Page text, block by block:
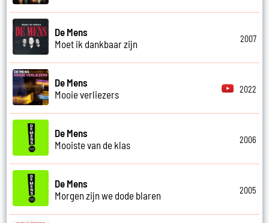
De Mens
Moet ik dankbaar zijn
2007
De Mens
Mooie verliezers
2022
De Mens
Mooiste van de klas
2006
De Mens
Morgen zijn we dode blaren
2005